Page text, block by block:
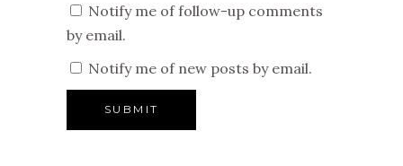
Notify me of follow-up comments
by email.
Notify me of new posts by email.